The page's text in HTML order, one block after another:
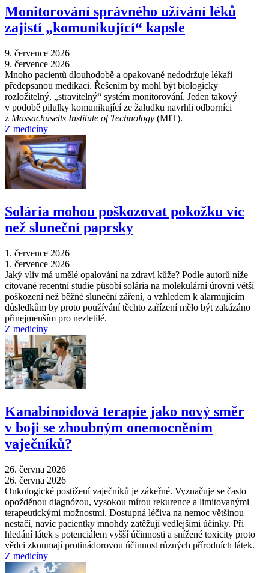
Monitorování správného užívání léků
zajistí „komunikující“ kapsle
9. července 2026
9. července 2026
Mnoho pacientů dlouhodobě a opakovaně nedodržuje lékaři
předepsanou medikaci. Řešením by mohl být biologicky
rozložitelný, „stravitelný“ systém monitorování. Jeden takový
v podobě pilulky komunikující ze žaludku navrhli odborníci
z Massachusetts Institute of Technology (MIT).
Z medicíny
Solária mohou poškozovat pokožku víc
než sluneční paprsky
1. července 2026
1. července 2026
Jaký vliv má umělé opalování na zdraví kůže? Podle autorů níže
citované recentní studie působí solária na molekulární úrovni větší
poškození než běžné sluneční záření, a vzhledem k alarmujícím
důsledkům by proto používání těchto zařízení mělo být zakázáno
přinejmenším pro nezletilé.
Z medicíny
Kanabinoidová terapie jako nový směr
v boji se zhoubným onemocněním
vaječníků?
26. června 2026
26. června 2026
Onkologické postižení vaječníků je zákeřné. Vyznačuje se často
opožděnou diagnózou, vysokou mírou rekurence a limitovanými
terapeutickými možnostmi. Dostupná léčiva na nemoc většinou
nestačí, navíc pacientky mnohdy zatěžují vedlejšími účinky. Při
hledání látek s potenciálem vyšší účinnosti a snížené toxicity proto
vědci zkoumají protinádorovou účinnost různých přírodních látek.
Z medicíny